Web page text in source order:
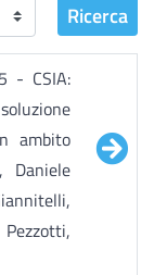
Ricerca
- CSIA:
ambito
Daniele